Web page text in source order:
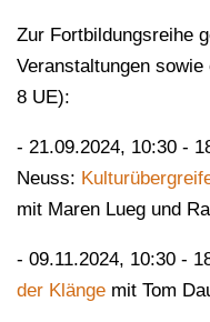
Zur Fortbildungsreihe
Veranstaltungen
8 UE):
- 21.09.2024, 10:30 -
Neuss:
mit Maren Lueg und
- 09.11.2024, 10:30 -
der Klänge mit Tom